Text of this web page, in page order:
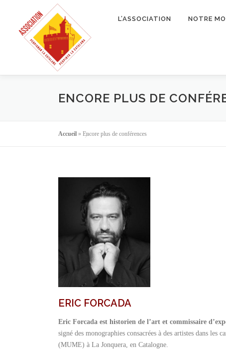
contenu
L’ASSOCIATION NOTRE
ENCORE PLUS DE
Accueil » Encore plus de conférences
ERIC FORCADA
Eric Forcada est historien de l’art et commissaire
signé des monographies consacrées à des artistes dans
(MUME) à La Jonquera, en Catalogne.